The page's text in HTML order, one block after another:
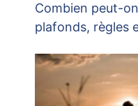
Combien peut-
plafonds, règles